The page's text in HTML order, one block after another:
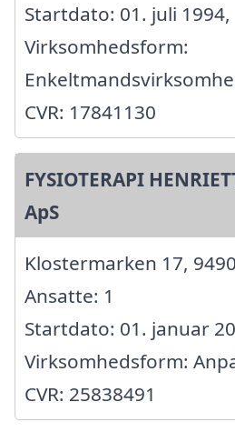
Startdato: 01. juli 1994,
Virksomhedsform:
CVR: 17841130
FYSIOTERAPI
ApS
Klostermarken 17,
Ansatte: 1
Startdato: 01. januar
Virksomhedsform:
CVR: 25838491